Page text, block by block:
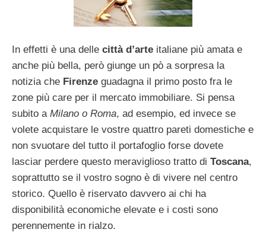
In effetti è una delle città d’arte italiane più amata e
anche più bella, però giunge un pò a sorpresa la
notizia che Firenze guadagna il primo posto fra le
zone più care per il mercato immobiliare. Si pensa
subito aMilano o Roma, ad esempio, ed invece se
volete acquistare le vostre quattro pareti domestiche e
non svuotare del tutto il portafoglio forse dovete
lasciar perdere questo meraviglioso tratto di Toscana,
soprattutto se il vostro sogno è di vivere nel centro
storico. Quello è riservato davvero ai chi ha
disponibilità economiche elevate e i costi sono
perennemente in rialzo.